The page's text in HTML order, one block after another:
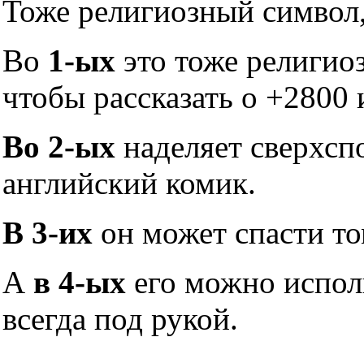
Тоже религиозный
Во 1-ых это тоже
чтобы рассказать о +2800
Во 2-ых наделяет
английский комик.
В 3-их он может спасти
А в 4-ых его можно
всегда под рукой.